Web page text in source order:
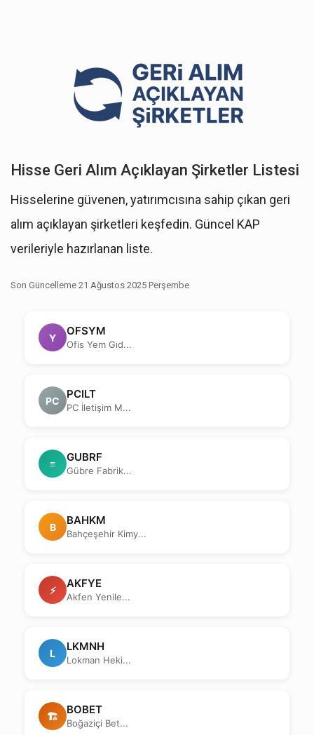
Hisse Geri Alım Açıklayan Şirketler Listesi
Hisselerine güvenen, yatırımcısına sahip çıkan geri
alım açıklayan şirketleri keşfedin. Güncel KAP
verileriyle hazırlanan liste.
Son Güncelleme 21 Ağustos 2025 Perşembe
Y
OFSYM
Ofis Yem Gıd...
PC
PCILT
PC İletişim M...
≡
GUBRF
Gübre Fabrik...
B
BAHKM
Bahçeşehir Kimy...
⚡
AKFYE
Akfen Yenile...
L
LKMNH
Lokman Heki...
🏗
BOBET
Boğaziçi Bet...